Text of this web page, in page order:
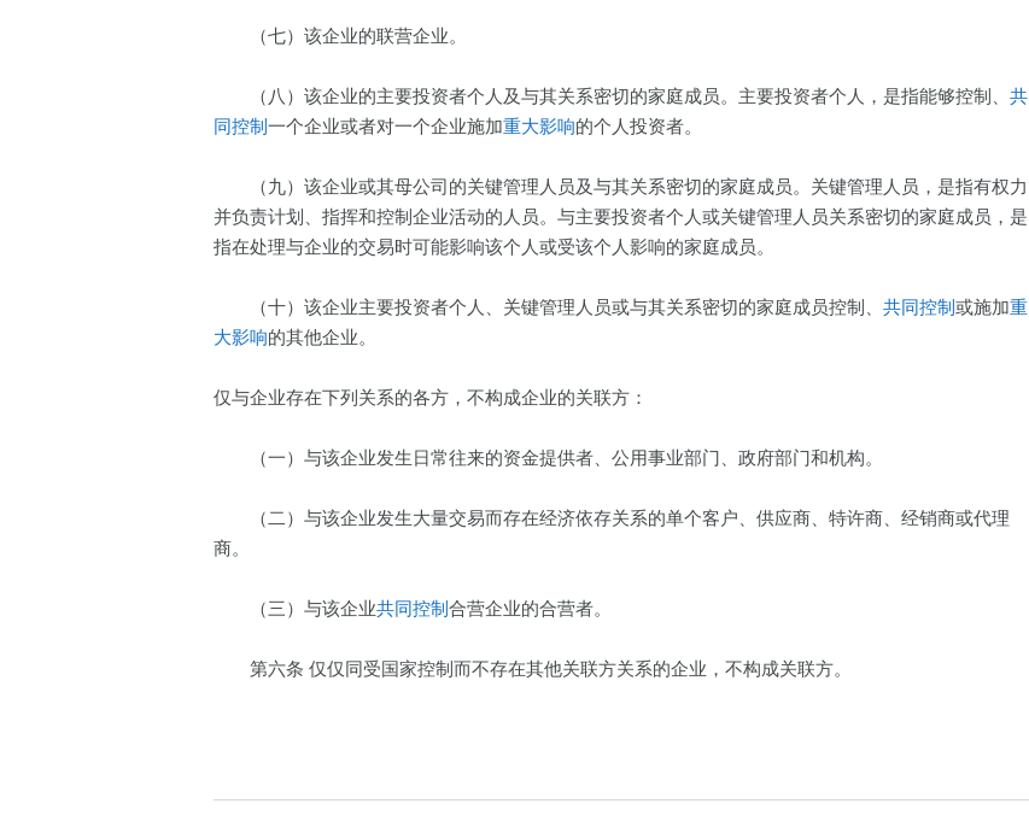
（七）该企业的联营企业。
（八）该企业的主要投资者个人及与其关系密切的家庭成员。主要投资者个人，是指能够控制、 共
同控制 一个企业或者对一个企业施加重大影响的个人投资者。
（九）该企业或其母公司的关键管理人员及与其关系密切的家庭成员。关键管理人员，是指有权力
并负责计划、指挥和控制企业活动的人员。与主要投资者个人或关键管理人员关系密切的家庭成员，是
指在处理与企业的交易时可能影响该个人或受该个人影响的家庭成员。
（十）该企业主要投资者个人、关键管理人员或与其关系密切的家庭成员控制、 共同控制 或施加重
大影响的其他企业。
仅与企业存在下列关系的各方，不构成企业的关联方：
（一）与该企业发生日常往来的资金提供者、公用事业部门、政府部门和机构。
（二）与该企业发生大量交易而存在经济依存关系的单个客户、供应商、特许商、经销商或代理
商。
（三）与该企业共同控制 合营企业的合营者。
第六条 仅仅同受国家控制而不存在其他关联方关系的企业，不构成关联方。